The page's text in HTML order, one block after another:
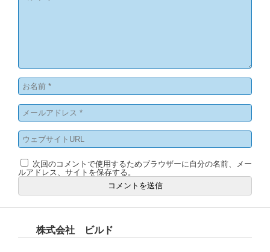
次回のコメントで使用するためブラウザーに自分の名前、メー
ルアドレス、サイトを保存する。
株式会社 ビルド